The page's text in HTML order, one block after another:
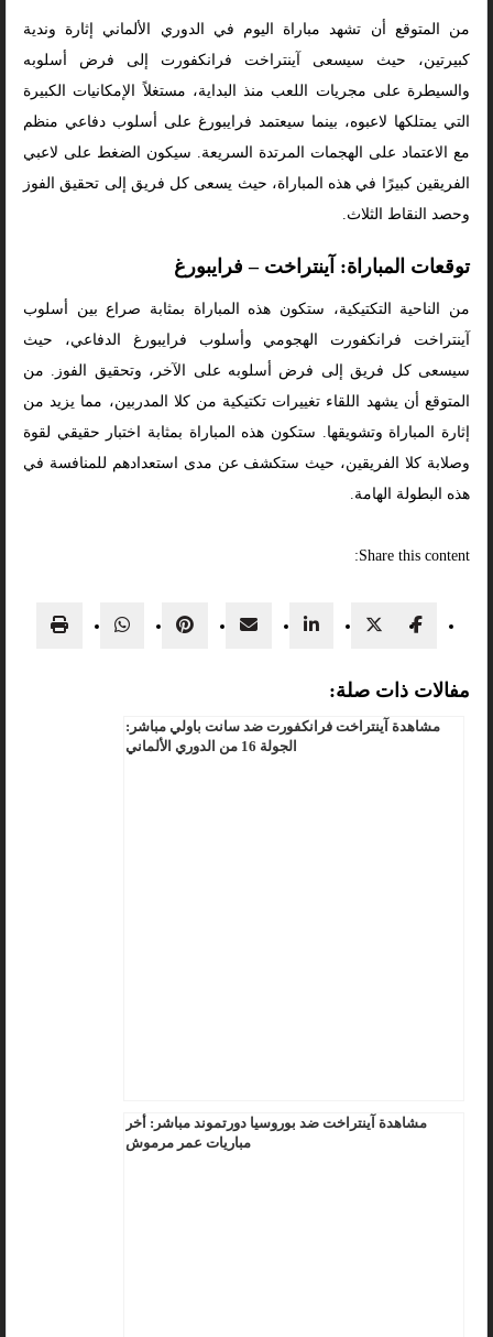
من المتوقع أن تشهد مباراة اليوم في الدوري الألماني إثارة وندية
كبيرتين، حيث سيسعى آينتراخت فرانكفورت إلى فرض أسلوبه
والسيطرة على مجريات اللعب منذ البداية، مستغلاً الإمكانيات الكبيرة
التي يمتلكها لاعبوه، بينما سيعتمد فرايبورغ على أسلوب دفاعي منظم
مع الاعتماد على الهجمات المرتدة السريعة. سيكون الضغط على لاعبي
الفريقين كبيرًا في هذه المباراة، حيث يسعى كل فريق إلى تحقيق الفوز
وحصد النقاط الثلاث.
توقعات المباراة: آينتراخت – فرايبورغ
من الناحية التكتيكية، ستكون هذه المباراة بمثابة صراع بين أسلوب
آينتراخت فرانكفورت الهجومي وأسلوب فرايبورغ الدفاعي، حيث
سيسعى كل فريق إلى فرض أسلوبه على الآخر، وتحقيق الفوز. من
المتوقع أن يشهد اللقاء تغييرات تكتيكية من كلا المدربين، مما يزيد من
إثارة المباراة وتشويقها. ستكون هذه المباراة بمثابة اختبار حقيقي لقوة
وصلابة كلا الفريقين، حيث ستكشف عن مدى استعدادهم للمنافسة في
هذه البطولة الهامة.
Share this content:
مفالات ذات صلة:
مشاهدة آينتراخت فرانكفورت ضد سانت باولي مباشر:
الجولة 16 من الدوري الألماني
مشاهدة آينتراخت ضد بوروسيا دورتموند مباشر: أخر
مباريات عمر مرموش